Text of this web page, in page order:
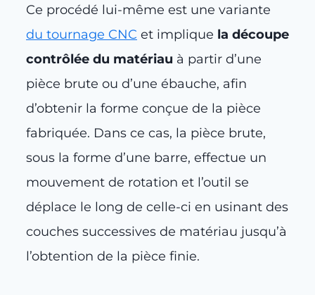
Ce procédé lui-même est une variante
du tournage CNC et implique la découpe
contrôlée du matériau à partir d’une
pièce brute ou d’une ébauche, afin
d’obtenir la forme conçue de la pièce
fabriquée. Dans ce cas, la pièce brute,
sous la forme d’une barre, effectue un
mouvement de rotation et l’outil se
déplace le long de celle-ci en usinant des
couches successives de matériau jusqu’à
l’obtention de la pièce finie.